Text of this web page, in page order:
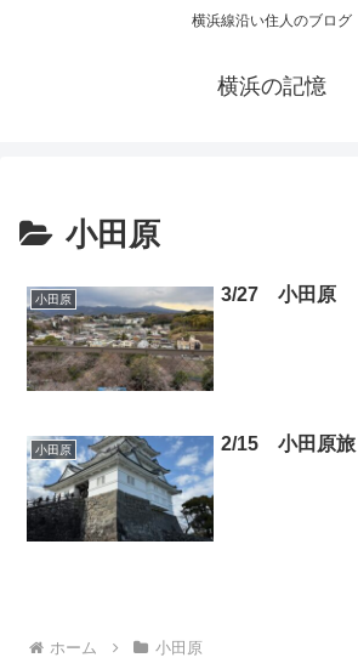
横浜線沿い住人のブログ
横浜の記憶
小田原
小田原 3/27 小田原
小田原 2/15 小田原旅
ホーム 小田原